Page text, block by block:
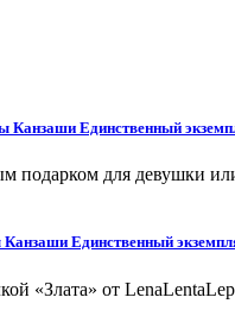
Канзаши Единственный
подарком для
Единственный
«Злата» от